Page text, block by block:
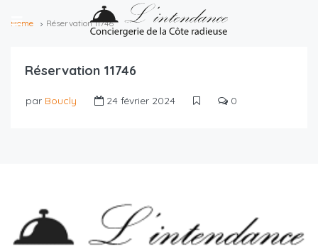
Home Réservation 11746
Réservation 11746
par Boucly 24 février 2024 0